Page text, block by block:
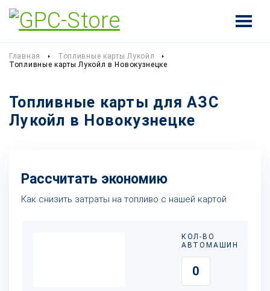
Главная
Топливные карты Лукойл
Топливные карты Лукойл в Новокузнецке
Топливные карты для АЗС
Лукойл в Новокузнецке
Рассчитать экономию
Как снизить затраты на топливо с нашей картой
КОЛ-ВО
АВТОМАШИН